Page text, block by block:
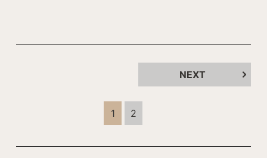
1 2
NEXT